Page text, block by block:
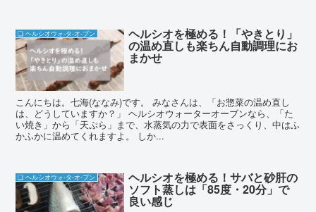
❏ ヘルシオウォ-タ-オ-ブン ヘルシオを極める！「やきとり」
の温め直しも楽ちん自動調理にお
まかせ
こんにちは。七海(ななみ)です。 みなさんは、「お惣菜の温め直し
は、どうしていますか？」 ヘルシオウォーターオーブンなら、「た
い焼き」から「天ぷら」まで、水蒸気の力で表面をさっくり、中はふ
かふかに温めてくれますよ。 しか...
❏ ヘルシオウォ-タ-オ-ブン ヘルシオを極める！サバと砂肝の
ソフト蒸しは「85度・20分」で
良い感じ